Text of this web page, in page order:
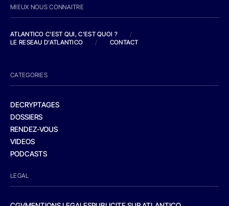
MIEUX NOUS CONNAITRE
ATLANTICO C'EST QUI, C'EST QUOI ?
/
LE RESEAU D'ATLANTICO
/ CONTACT
CATEGORIES
DECRYPTAGES
DOSSIERS
RENDEZ-VOUS
VIDEOS
PODCASTS
LEGAL